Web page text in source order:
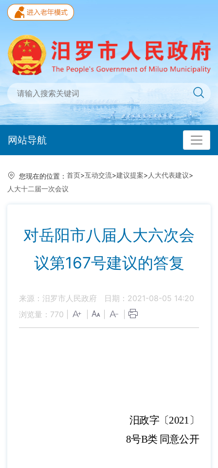
网站导航
您现在的位置： 首页>互动交流>建议提案> 人大代表建议>
人大十二届一次会议
对岳阳市八届人大六次会
议第167号建议的答复
来源：汨罗市人民政府
日期：2021-08-05 14:20
浏览量： 770
汨政字〔2021〕
8号B类 同意公开